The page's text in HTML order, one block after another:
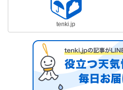
tenki.jp